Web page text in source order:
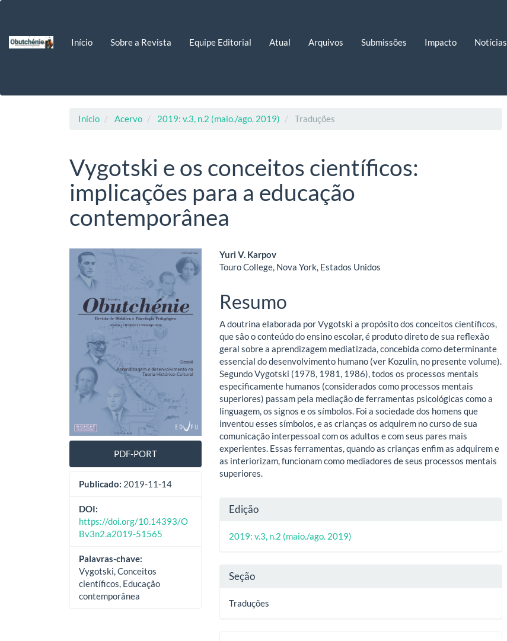
principal
Início Sobre a Revista Equipe Editorial Atual Arquivos Submissões Impacto Notícias
Início Acervo 2019: v.3, n.2 (maio./ago. 2019) Traduções
Vygotski e os conceitos científicos:
implicações para a educação
contemporânea
Barra
lateral
de
artigos
PDF-PORT
Publicado: 2019-11-14
DOI:
https://doi.org/10.14393/O
Bv3n2.a2019-51565
Palavras-chave:
Vygotski, Conceitos
científicos, Educação
contemporânea
Conteúdo
artigo
principal
Yuri V. Karpov
Touro College, Nova York, Estados Unidos
Resumo
A doutrina elaborada por Vygotski a propósito dos conceitos científicos,
que são o conteúdo do ensino escolar, é produto direto de sua reflexão
geral sobre a aprendizagem mediatizada, concebida como determinante
essencial do desenvolvimento humano (ver Kozulin, no presente volume).
Segundo Vygotski (1978, 1981, 1986), todos os processos mentais
especificamente humanos (considerados como processos mentais
superiores) passam pela mediação de ferramentas psicológicas como a
linguagem, os signos e os símbolos. Foi a sociedade dos homens que
inventou esses símbolos, e as crianças os adquirem no curso de sua
comunicação interpessoal com os adultos e com seus pares mais
experientes. Essas ferramentas, quando as crianças enfim as adquirem e
as interiorizam, funcionam como mediadores de seus processos mentais
superiores.
Detalhes
do
artigo
Edição
2019: v.3, n.2 (maio./ago. 2019)
Seção
Traduções